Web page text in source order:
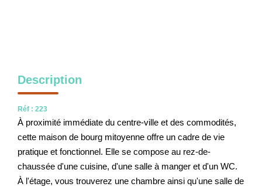
Description
Réf : 223
À proximité immédiate du centre-ville et des commodités,
cette maison de bourg mitoyenne offre un cadre de vie
pratique et fonctionnel. Elle se compose au rez-de-
chaussée d'une cuisine, d'une salle à manger et d'un WC.
À l'étage, vous trouverez une chambre ainsi qu'une salle de